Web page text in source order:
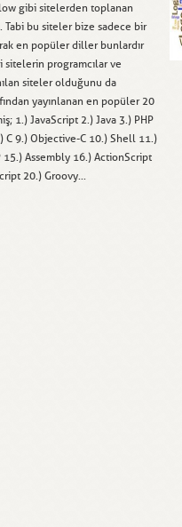
gibi sitelerden toplanan
bu siteler bize sadece bir
en popüler diller bunlardır
programcılar ve
siteler olduğunu da
yayınlanan en popüler 20
1.) JavaScript 2.) Java 3.) PHP
C 9.) Objective-C 10.) Shell 11.)
15.) Assembly 16.) ActionScript
20.) Groovy...